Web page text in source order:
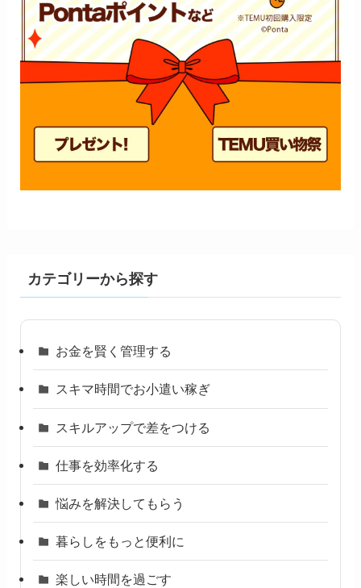
カテゴリーから探す
お金を賢く管理する
スキマ時間でお小遣い稼ぎ
スキルアップで差をつける
仕事を効率化する
悩みを解決してもらう
暮らしをもっと便利に
楽しい時間を過ごす